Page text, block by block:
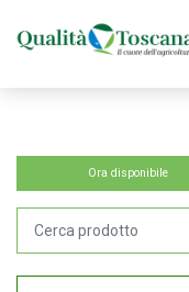
Ora disponibile